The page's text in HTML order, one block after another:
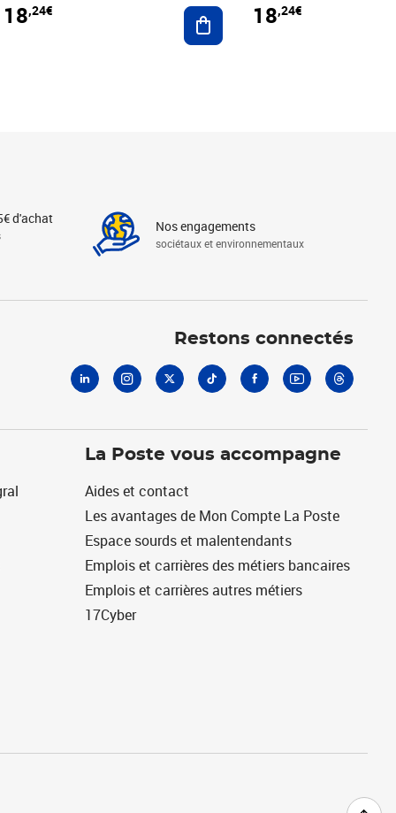
au panier
18,24€ Ajouter au panier
18,24€
d'achat Nos engagements
sociétaux et environnementaux
Restons connectés
La Poste vous accompagne
Aides et contact
Les avantages de Mon Compte La Poste
Espace sourds et malentendants
Emplois et carrières des métiers bancaires
Emplois et carrières autres métiers
17Cyber